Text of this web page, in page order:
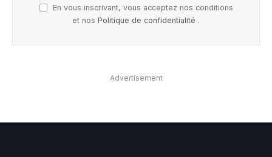
En vous inscrivant, vous acceptez nos conditions
et nos Politique de confidentialité .
Advertisement